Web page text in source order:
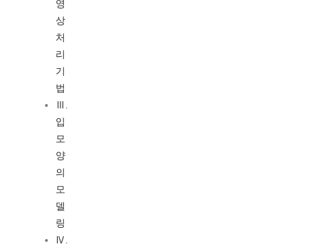
영
상
처
리
기
법
Ⅲ.
입
모
양
의
모
델
링
Ⅳ.